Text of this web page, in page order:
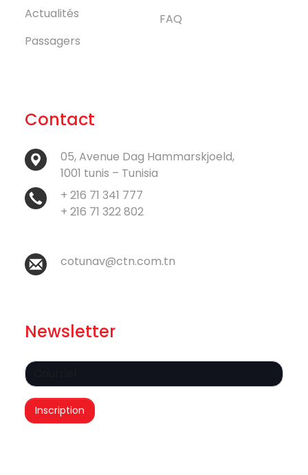
Actualités
Passagers
FAQ
Contact
05, Avenue Dag Hammarskjoeld,
1001 tunis – Tunisia
+ 216 71 341 777
+ 216 71 322 802
cotunav@ctn.com.tn
Newsletter